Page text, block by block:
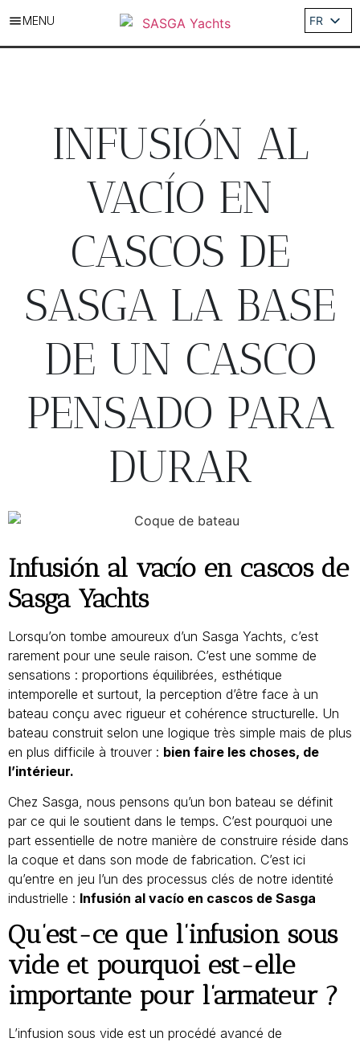
MENU
FR
ES
INFUSIÓN AL
VACÍO EN
CASCOS DE
SASGA LA BASE
DE UN CASCO
PENSADO PARA
DURAR
Infusión al vacío en cascos de
Sasga Yachts
Lorsqu’on tombe amoureux d’un Sasga Yachts, c’est
rarement pour une seule raison. C’est une somme de
sensations : proportions équilibrées, esthétique
intemporelle et surtout, la perception d’être face à un
bateau conçu avec rigueur et cohérence structurelle. Un
bateau construit selon une logique très simple mais de plus
en plus difficile à trouver : bien faire les choses, de
l’intérieur.
Chez Sasga, nous pensons qu’un bon bateau se définit
par ce qui le soutient dans le temps. C’est pourquoi une
part essentielle de notre manière de construire réside dans
la coque et dans son mode de fabrication. C’est ici
qu’entre en jeu l’un des processus clés de notre identité
industrielle : Infusión al vacío en cascos de Sasga
Qu’est-ce que l’infusion sous
vide et pourquoi est-elle
importante pour l’armateur ?
L’infusion sous vide est un procédé avancé de